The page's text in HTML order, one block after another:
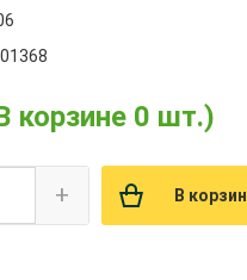
корзине 0 шт.)
+ В